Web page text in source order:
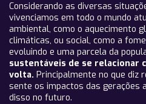
Considerando as diversas
vivenciamos em todo o mundo
ambiental, como o aquecimento
climáticas, ou social, como a
evoluindo e uma parcela da
sustentáveis de se relacionar
volta. Principalmente no que diz
sente os impactos das gerações
disso no futuro.